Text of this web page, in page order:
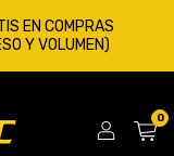
EN COMPRAS
Y VOLUMEN)
0